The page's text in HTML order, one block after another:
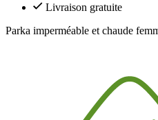
Livraison gratuite
Parka imperméable et chaude